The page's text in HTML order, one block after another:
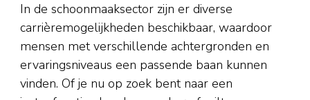
In de schoonmaaksector zijn er diverse
carrièremogelijkheden beschikbaar, waardoor
mensen met verschillende achtergronden en
ervaringsniveaus een passende baan kunnen
vinden. Of je nu op zoek bent naar een